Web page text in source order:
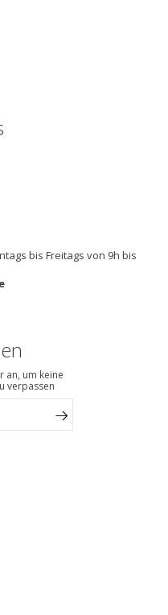
bis Freitags von 9h bis
an, um keine
verpassen